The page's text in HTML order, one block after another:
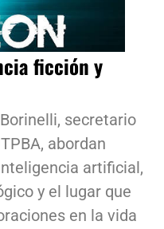
ficción y
secretario
abordan
artificial,
y el lugar que
en la vida